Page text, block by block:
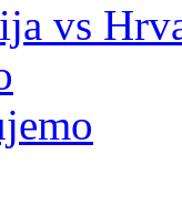
vs